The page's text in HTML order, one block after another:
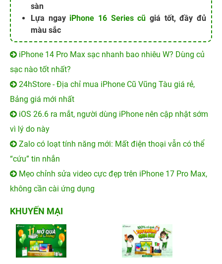
sàn
Lựa ngay iPhone 16 Series cũ giá tốt, đầy đủ
màu sắc
iPhone 14 Pro Max sạc nhanh bao nhiêu W? Dùng củ
sạc nào tốt nhất?
24hStore - Địa chỉ mua iPhone Cũ Vũng Tàu giá rẻ,
Bảng giá mới nhất
iOS 26.6 ra mắt, người dùng iPhone nên cập nhật sớm
vì lý do này
Zalo có loạt tính năng mới: Mất điện thoại vẫn có thể
“cứu” tin nhắn
Mẹo chỉnh sửa video cực đẹp trên iPhone 17 Pro Max,
không cần cài ứng dụng
KHUYẾN MẠI